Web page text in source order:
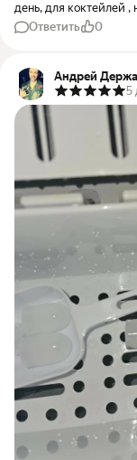
день, для коктейлей ,
Ответить
0
Андрей
5